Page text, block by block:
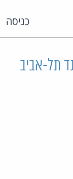
כניסה
נ' ווינד תל-אביב